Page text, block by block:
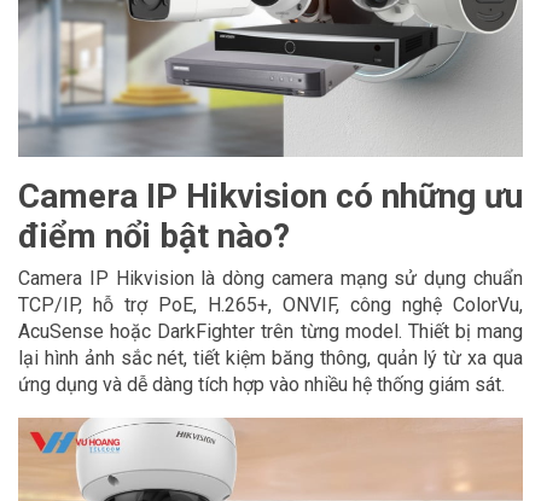
Camera IP Hikvision có những ưu
điểm nổi bật nào?
Camera IP Hikvision là dòng camera mạng sử dụng chuẩn
TCP/IP, hỗ trợ PoE, H.265+, ONVIF, công nghệ ColorVu,
AcuSense hoặc DarkFighter trên từng model. Thiết bị mang
lại hình ảnh sắc nét, tiết kiệm băng thông, quản lý từ xa qua
ứng dụng và dễ dàng tích hợp vào nhiều hệ thống giám sát.